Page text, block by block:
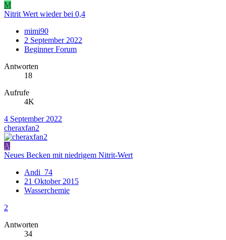
M
Nitrit Wert wieder bei 0,4
mimi90
2 September 2022
Beginner Forum
Antworten
18
Aufrufe
4K
4 September 2022
cheraxfan2
A
Neues Becken mit niedrigem Nitrit-Wert
Andi_74
21 Oktober 2015
Wasserchemie
2
Antworten
34